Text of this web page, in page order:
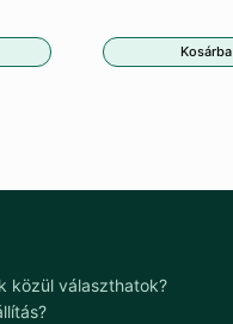
Kosárba
közül választhatok?